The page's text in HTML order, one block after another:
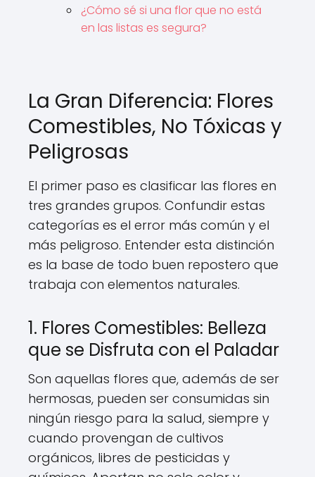
¿Cómo sé si una flor que no está
en las listas es segura?
La Gran Diferencia: Flores
Comestibles, No Tóxicas y
Peligrosas
El primer paso es clasificar las flores en
tres grandes grupos. Confundir estas
categorías es el error más común y el
más peligroso. Entender esta distinción
es la base de todo buen repostero que
trabaja con elementos naturales.
1. Flores Comestibles: Belleza
que se Disfruta con el Paladar
Son aquellas flores que, además de ser
hermosas, pueden ser consumidas sin
ningún riesgo para la salud, siempre y
cuando provengan de cultivos
orgánicos, libres de pesticidas y